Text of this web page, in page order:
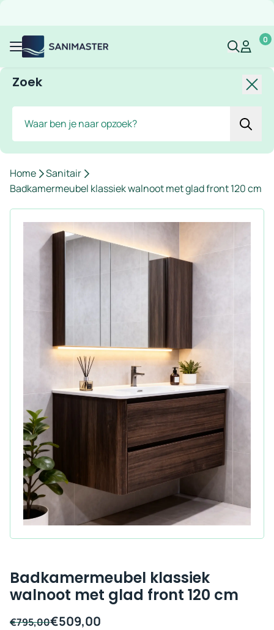
MenuSanimaster MijnMijn
0
Zoek
Home
Sanitair
Badkamermeubel klassiek walnoot met glad front 120 cm
Badkamermeubel klassiek
walnoot met glad front 120 cm
€795,00
Oorspronkelijke
€509,00
Huidige